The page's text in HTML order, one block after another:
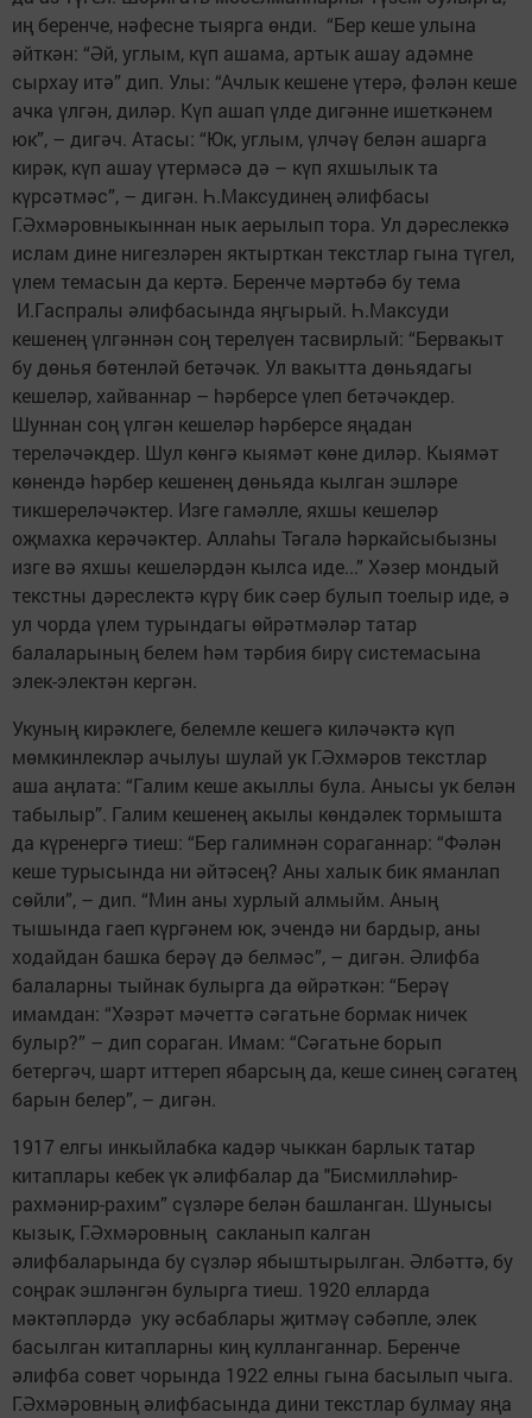
иң беренче, нәфесне тыярга өнди. “Бер кеше улына
әйткән: “Әй, углым, күп ашама, артык ашау адәмне
сырхау итә” дип. Улы: “Ачлык кешене үтерә, фәлән кеше
ачка үлгән, диләр. Күп ашап үлде дигәнне ишеткәнем
юк”, – дигәч. Атасы: “Юк, углым, үлчәү белән ашарга
кирәк, күп ашау үтермәсә дә – күп яхшылык та
күрсәтмәс”, – дигән. Һ.Максудинең әлифбасы
Г.Әхмәровныкыннан нык аерылып тора. Ул дәреслеккә
ислам дине нигезләрен яктырткан текстлар гына түгел,
үлем темасын да кертә. Беренче мәртәбә бу тема
И.Гаспралы әлифбасында яңгырый. Һ.Максуди
кешенең үлгәннән соң терелүен тасвирлый: “Бервакыт
бу дөнья бөтенләй бетәчәк. Ул вакытта дөньядагы
кешеләр, хайваннар – hәрберсе үлеп бетәчәкдер.
Шуннан соң үлгән кешеләр hәрберсе яңадан
тереләчәкдер. Шул көнгә кыямәт көне диләр. Кыямәт
көнендә hәрбер кешенең дөнья­да кылган эшләре
тикшереләчәктер. Изге гамәлле, яхшы кешеләр
оҗмахка керәчәктер. Аллаhы Тәгалә hәркайсыбызны
изге вә яхшы кешеләрдән кылса иде...” Хәзер мондый
текстны дәреслектә күрү бик сәер булып тоелыр иде, ә
ул чорда үлем турындагы өйрәтмәләр татар
балаларының белем hәм тәрбия бирү системасына
элек-электән кергән.
Укуның кирәклеге, белемле кешегә киләчәктә күп
мөмкинлекләр ачылуы шулай ук Г.Әхмәров текстлар
аша аңлата: “Галим кеше акыллы була. Анысы ук белән
табылыр”. Галим кешенең акылы көндәлек тормышта
да күренергә тиеш: “Бер галимнән сораганнар: “Фәлән
кеше турысында ни әйтәсең? Аны халык бик яманлап
сөйли”, – дип. “Мин аны хурлый алмыйм. Аның
тышында гаеп күргәнем юк, эчендә ни бардыр, аны
ходайдан башка берәү дә белмәс”, – дигән. Әлифба
балаларны тыйнак булырга да өйрәткән: “Берәү
имамдан: “Хәзрәт мәчеттә сәгатьне бормак ничек
булыр?” – дип сораган. Имам: “Сәгатьне борып
бетергәч, шарт иттереп ябарсың да, кеше синең сәгатең
барын белер”, – дигән.
1917 елгы инкыйлабка кадәр чыккан барлык татар
китаплары кебек үк әлифбалар да "Бисмилләhир-
рахмәнир-рахим” сүзләре белән башланган. Шунысы
кызык, Г.Әхмәровның сакланып калган
әлифбаларында бу сүзләр ябыштырылган. Әлбәттә, бу
соңрак эшләнгән булырга тиеш. 1920 елларда
мәктәпләрдә уку әсбаблары җитмәү сәбәпле, элек
басылган китапларны киң кулланганнар. Беренче
әлифба совет чорында 1922 елны гына басылып чыга.
Г.Әхмәровның әлифбасында дини текстлар булмау яңа